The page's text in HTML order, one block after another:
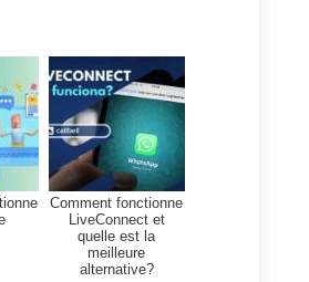
des tâches
grâce à son routage
Callbell propose
un catalogue virtuel,